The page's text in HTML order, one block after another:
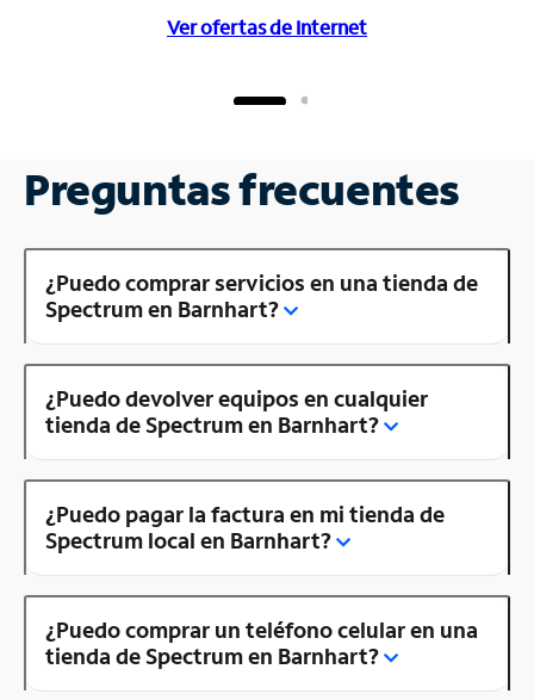
Ver ofertas de Internet
Preguntas frecuentes
¿Puedo comprar servicios en una tienda de
Spectrum en Barnhart?
¿Puedo devolver equipos en cualquier
tienda de Spectrum en Barnhart?
¿Puedo pagar la factura en mi tienda de
Spectrum local en Barnhart?
¿Puedo comprar un teléfono celular en una
tienda de Spectrum en Barnhart?